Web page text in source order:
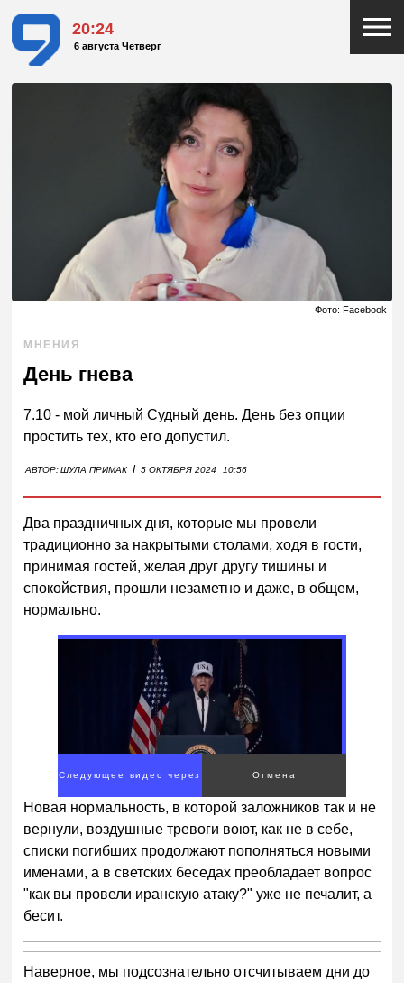
20:24
6 августа Четверг
Фото: Facebook
МНЕНИЯ
День гнева
7.10 - мой личный Судный день. День без опции
простить тех, кто его допустил.
АВТОР:ШУЛА ПРИМАК I 5 ОКТЯБРЯ 2024 10:56
Два праздничных дня, которые мы провели
традиционно за накрытыми столами, ходя в гости,
принимая гостей, желая друг другу тишины и
спокойствия, прошли незаметно и даже, в общем,
нормально.
Следующее видео через
2
Отмена
Новая нормальность, в которой заложников так и не
вернули, воздушные тревоги воют, как не в себе,
списки погибших продолжают пополняться новыми
именами, а в светских беседах преобладает вопрос
"как вы провели иранскую атаку?" уже не печалит, а
бесит.
Наверное, мы подсознательно отсчитываем дни до